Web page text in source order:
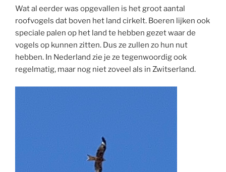
Wat al eerder was opgevallen is het groot aantal
roofvogels dat boven het land cirkelt. Boeren lijken ook
speciale palen op het land te hebben gezet waar de
vogels op kunnen zitten. Dus ze zullen zo hun nut
hebben. In Nederland zie je ze tegenwoordig ook
regelmatig, maar nog niet zoveel als in Zwitserland.